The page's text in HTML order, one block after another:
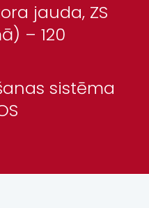
jauda, ZS
– 120
sistēma